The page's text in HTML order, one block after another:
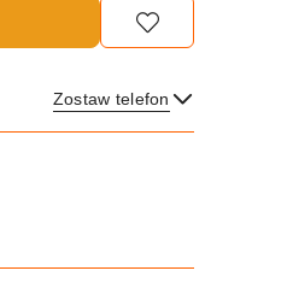
Zostaw telefon
Wyślij